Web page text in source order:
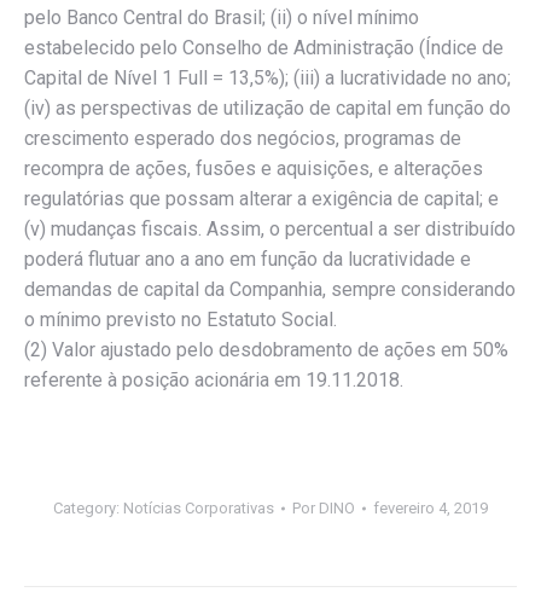
pelo Banco Central do Brasil; (ii) o nível mínimo
estabelecido pelo Conselho de Administração (Índice de
Capital de Nível 1 Full = 13,5%); (iii) a lucratividade no ano;
(iv) as perspectivas de utilização de capital em função do
crescimento esperado dos negócios, programas de
recompra de ações, fusões e aquisições, e alterações
regulatórias que possam alterar a exigência de capital; e
(v) mudanças fiscais. Assim, o percentual a ser distribuído
poderá flutuar ano a ano em função da lucratividade e
demandas de capital da Companhia, sempre considerando
o mínimo previsto no Estatuto Social.
(2) Valor ajustado pelo desdobramento de ações em 50%
referente à posição acionária em 19.11.2018.
Category: Notícias Corporativas Por DINO fevereiro 4, 2019